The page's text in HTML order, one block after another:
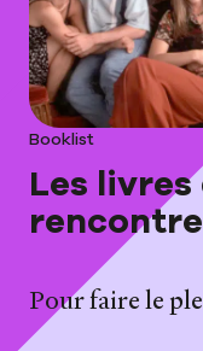
Booklist
Les
Pour faire le